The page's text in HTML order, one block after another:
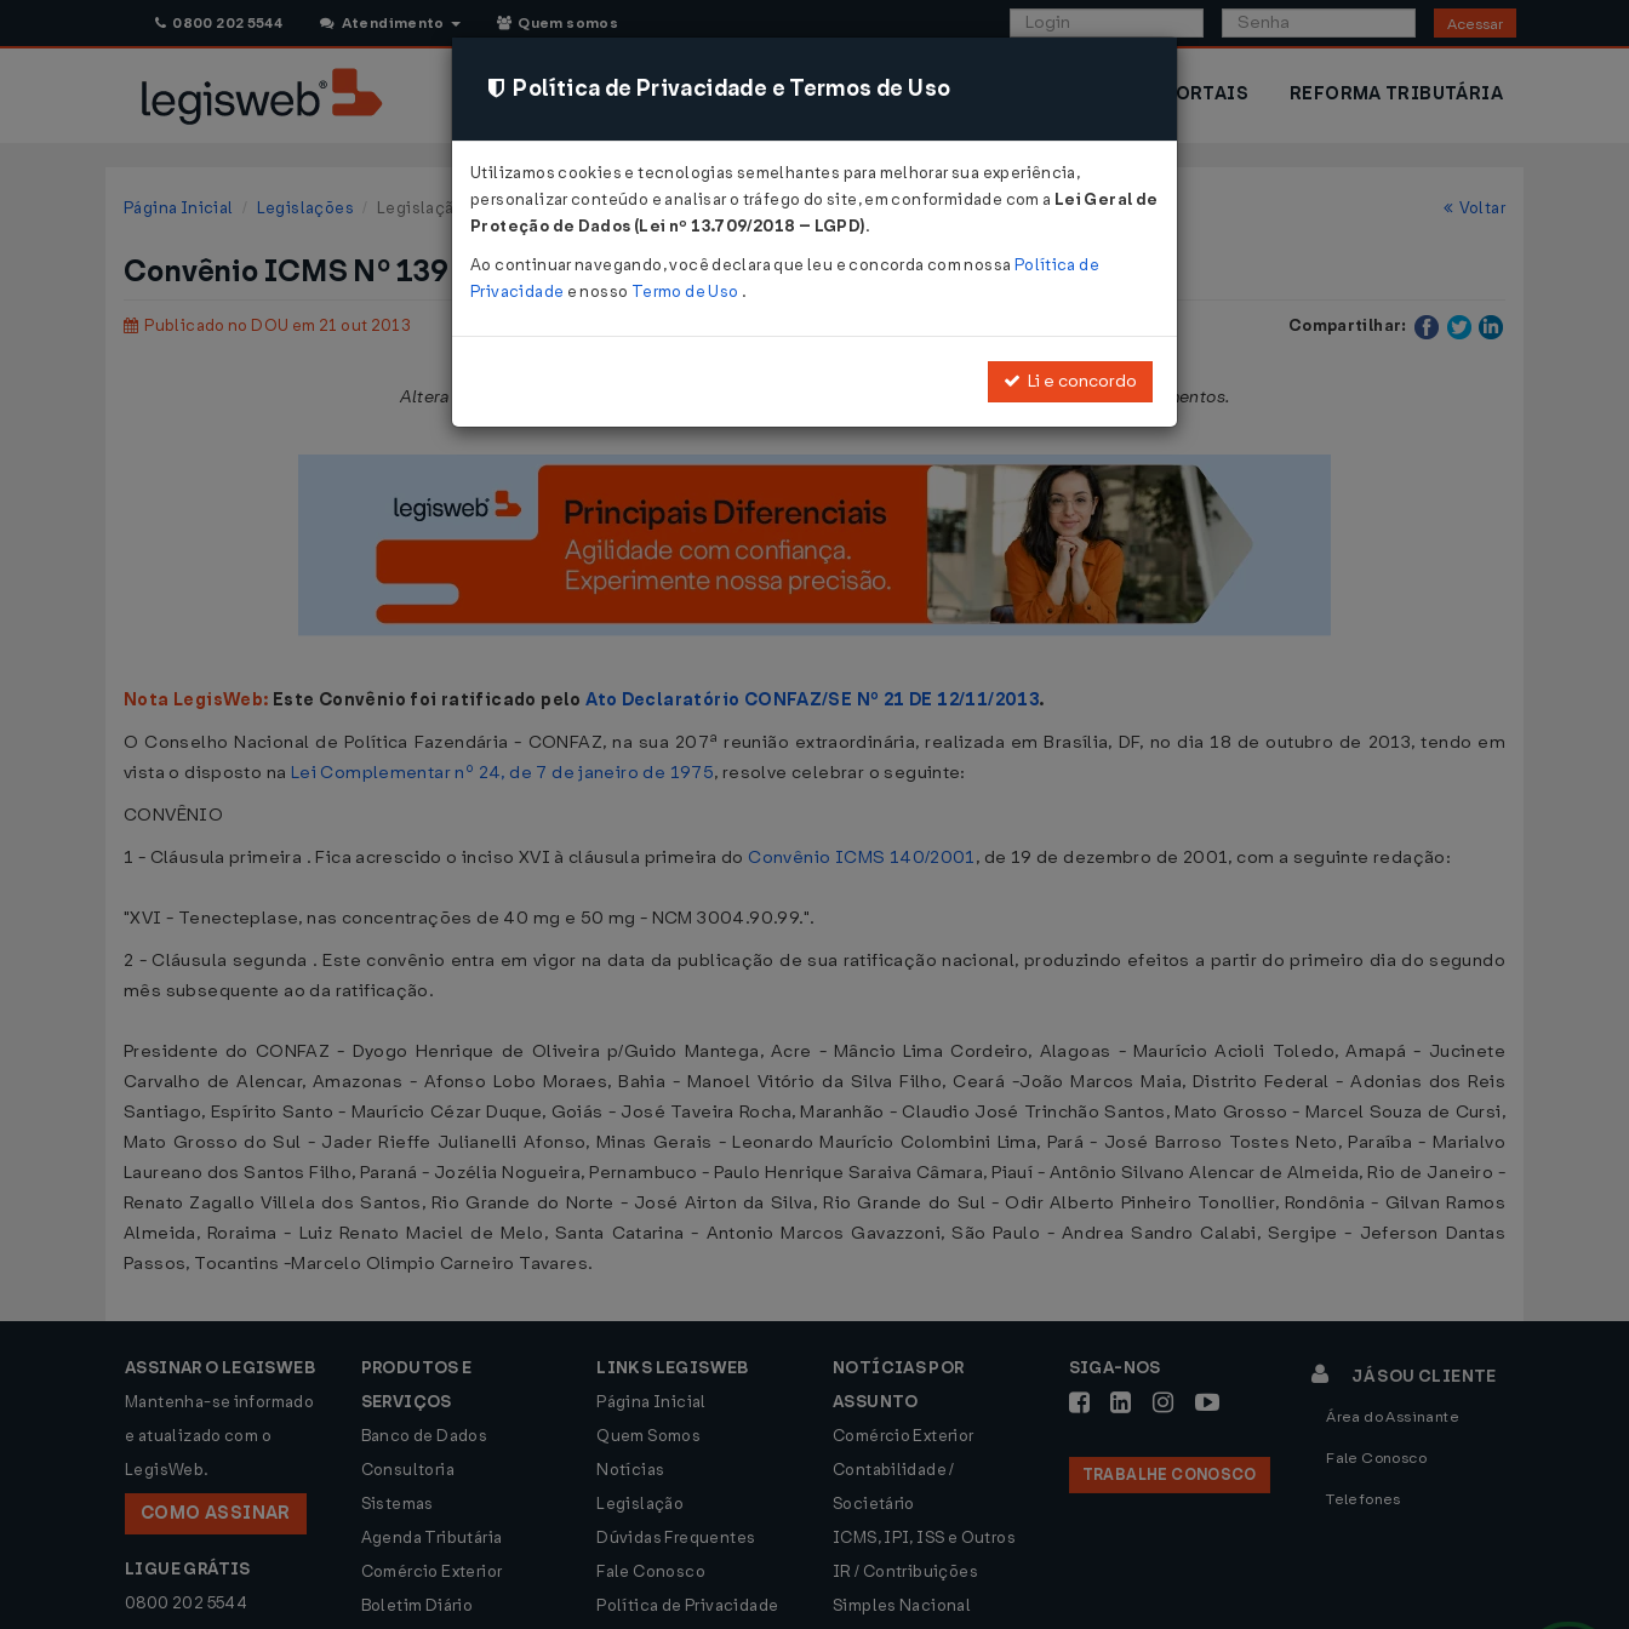
0800 202 5544 Atendimento Quem somos Acessar
CONSULTORIA SISTEMAS COMÉRCIO EXTERIOR PORTAIS REFORMA TRIBUTÁRIA
Página Inicial Legislações Legislação Federal Voltar
Convênio ICMS Nº 139 DE 18/10/2013
Publicado no DOU em 21 out 2013 Compartilhar:
Altera o , que concede isenção do ICMS nas operações com medicamentos.
Nota LegisWeb: Este Convênio foi ratificado peloAto Declaratório CONFAZ/SE Nº 21 DE 12/11/2013.
O Conselho Nacional de Política Fazendária - CONFAZ, na sua 207ª reunião extraordinária, realizada em Brasília, DF, no dia 18 de outubro de 2013, tendo em
vista o disposto na Lei Complementar nº 24, de 7 de janeiro de 1975, resolve celebrar o seguinte:
CONVÊNIO
1 - Cláusula primeira . Fica acrescido o inciso XVI à cláusula primeira do Convênio ICMS 140/2001, de 19 de dezembro de 2001, com a seguinte redação:
"XVI - Tenecteplase, nas concentrações de 40 mg e 50 mg - NCM 3004.90.99.".
2 - Cláusula segunda . Este convênio entra em vigor na data da publicação de sua ratificação nacional, produzindo efeitos a partir do primeiro dia do segundo
mês subsequente ao da ratificação.
Presidente do CONFAZ - Dyogo Henrique de Oliveira p/Guido Mantega, Acre - Mâncio Lima Cordeiro, Alagoas - Maurício Acioli Toledo, Amapá - Jucinete
Carvalho de Alencar, Amazonas - Afonso Lobo Moraes, Bahia - Manoel Vitório da Silva Filho, Ceará -João Marcos Maia, Distrito Federal - Adonias dos Reis
Santiago, Espírito Santo - Maurício Cézar Duque, Goiás - José Taveira Rocha, Maranhão - Claudio José Trinchão Santos, Mato Grosso - Marcel Souza de Cursi,
Mato Grosso do Sul - Jader Rieffe Julianelli Afonso, Minas Gerais - Leonardo Maurício Colombini Lima, Pará - José Barroso Tostes Neto, Paraíba - Marialvo
Laureano dos Santos Filho, Paraná - Jozélia Nogueira, Pernambuco - Paulo Henrique Saraiva Câmara, Piauí - Antônio Silvano Alencar de Almeida, Rio de Janeiro -
Renato Zagallo Villela dos Santos, Rio Grande do Norte - José Airton da Silva, Rio Grande do Sul - Odir Alberto Pinheiro Tonollier, Rondônia - Gilvan Ramos
Almeida, Roraima - Luiz Renato Maciel de Melo, Santa Catarina - Antonio Marcos Gavazzoni, São Paulo - Andrea Sandro Calabi, Sergipe - Jeferson Dantas
Passos, Tocantins -Marcelo Olimpio Carneiro Tavares.
ASSINAR O LEGISWEB
Mantenha-se informado
e atualizado com o
LegisWeb.
COMO ASSINAR
LIGUE GRÁTIS
0800 202 5544
PRODUTOS E
SERVIÇOS
Banco de Dados
Consultoria
Sistemas
Agenda Tributária
Comércio Exterior
Boletim Diário
LINKS LEGISWEB
Página Inicial
Quem Somos
Notícias
Legislação
Dúvidas Frequentes
Fale Conosco
Política de Privacidade
NOTÍCIAS POR
ASSUNTO
Comércio Exterior
Contabilidade /
Societário
ICMS, IPI, ISS e Outros
IR / Contribuições
Simples Nacional
SIGA-NOS
TRABALHE CONOSCO
JÁ SOU CLIENTE
Área do Assinante
Fale Conosco
Telefones
Política de Privacidade e Termos de Uso
Utilizamos cookies e tecnologias semelhantes para melhorar sua experiência,
personalizar conteúdo e analisar o tráfego do site, em conformidade com a Lei Geral de
Proteção de Dados (Lei nº 13.709/2018 – LGPD).
Ao continuar navegando, você declara que leu e concorda com nossa Política de
Privacidade e nosso Termo de Uso .
Li e concordo